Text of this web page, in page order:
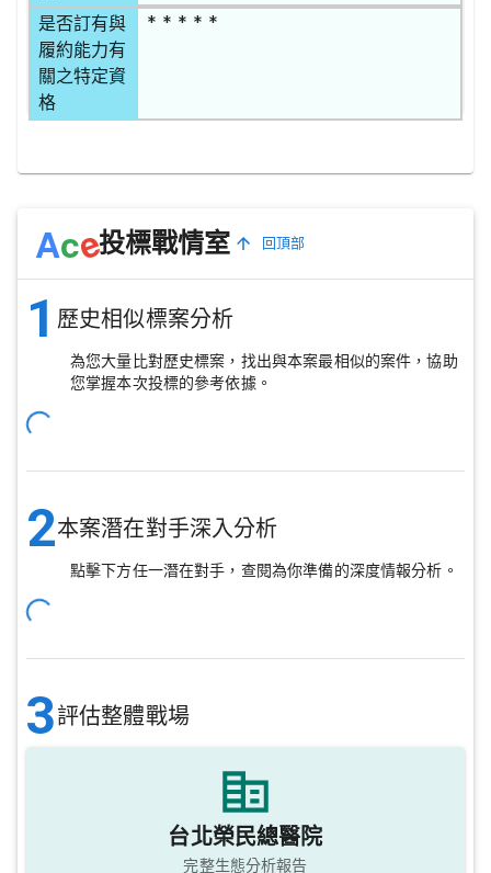
是否訂有與
履約能力有
關之特定資
格
* * * * *
Ace投標戰情室 回頂部
1 歷史相似標案分析
為您大量比對歷史標案，找出與本案最相似的案件，協助
您掌握本次投標的參考依據。
2本案潛在對手深入分析
點擊下方任一潛在對手，查閱為你準備的深度情報分析。
3評估整體戰場
台北榮民總醫院
完整生態分析報告